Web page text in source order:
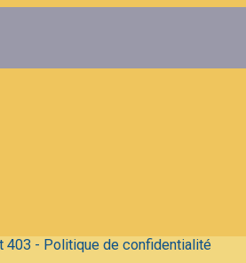
403 - Politique de confidentialité